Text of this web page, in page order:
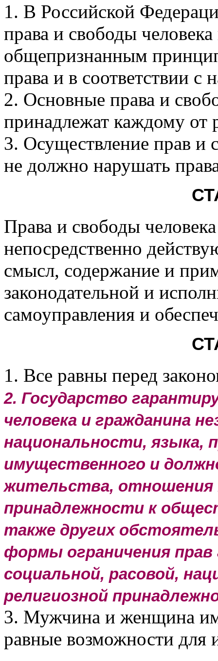
1. В Российской
права и свободы
общепризнанным
права и в соответствии с
2. Основные права и
принадлежат каждому от
3. Осуществление прав и
не должно нарушать
Права и свободы
непосредственно
смысл, содержание и
законодательной и
самоуправления и
1. Все равны перед
2. Государство
человека и гражданина
национальности, языка,
имущественного и
жительства, отношения
принадлежности к
также других
формы ограничения прав
социальной, расовой,
религиозной
3. Мужчина и женщина
равные возможности для